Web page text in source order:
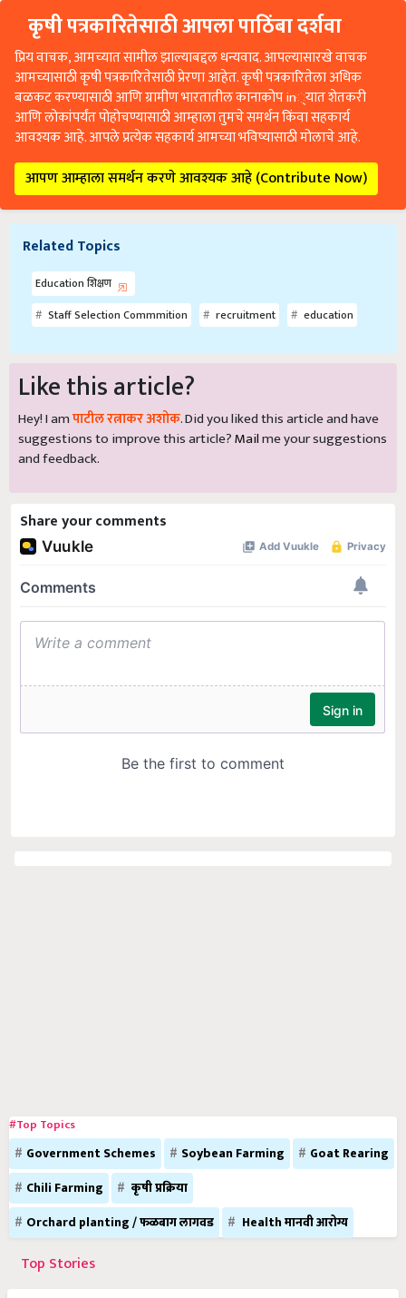
कृषी पत्रकारितेसाठी आपला पाठिंबा दर्शवा
प्रिय वाचक, आमच्यात सामील झाल्याबद्दल धन्यवाद. आपल्यासारखे वाचक
आमच्यासाठी कृषी पत्रकारितेसाठी प्रेरणा आहेत. कृषी पत्रकारितेला अधिक
बळकट करण्यासाठी आणि ग्रामीण भारतातील कानाकोप in्यात शेतकरी
आणि लोकांपर्यंत पोहोचण्यासाठी आम्हाला तुमचे समर्थन किंवा सहकार्य
आवश्यक आहे. आपले प्रत्येक सहकार्य आमच्या भविष्यासाठी मोलाचे आहे.
आपण आम्हाला समर्थन करणे आवश्यक आहे (Contribute Now)
Related Topics
Education शिक्षण
Staff Selection Commmition
recruitment education
Like this article?
Hey! I amपाटील रत्नाकर अशोक. Did you liked this article and have
suggestions to improve this article?Mailme your suggestions
and feedback.
Share your comments
#Top Topics
Government Schemes Soybean Farming
Goat Rearing
Chili Farming
कृषी प्रक्रिया
Orchard planting / फळबाग लागवड
Health मानवी आरोग्य
Top Stories